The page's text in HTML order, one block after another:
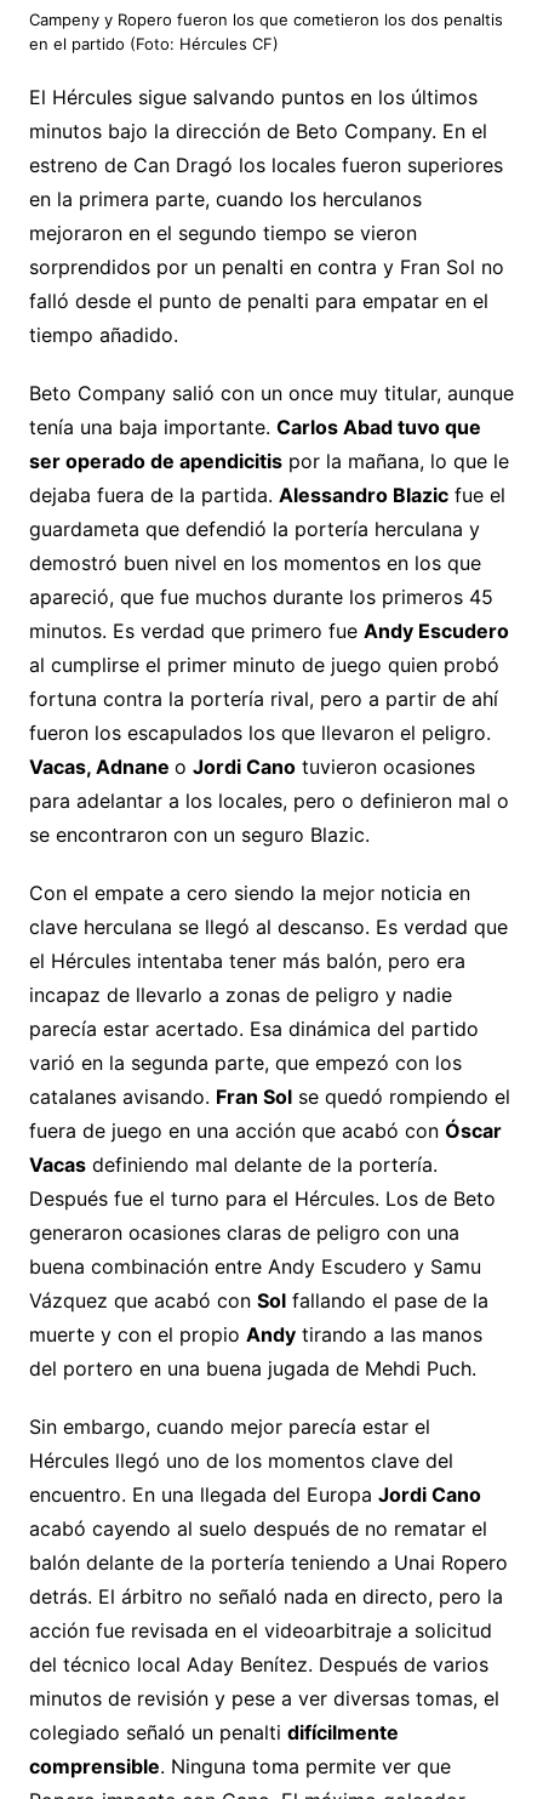
Campeny y Ropero fueron los que cometieron los dos penaltis
en el partido (Foto: Hércules CF)
El Hércules sigue salvando puntos en los últimos
minutos bajo la dirección de Beto Company. En el
estreno de Can Dragó los locales fueron superiores
en la primera parte, cuando los herculanos
mejoraron en el segundo tiempo se vieron
sorprendidos por un penalti en contra y Fran Sol no
falló desde el punto de penalti para empatar en el
tiempo añadido.
Beto Company salió con un once muy titular, aunque
tenía una baja importante. Carlos Abad tuvo que
ser operado de apendicitispor la mañana, lo que le
dejaba fuera de la partida. Alessandro Blazicfue el
guardameta que defendió la portería herculana y
demostró buen nivel en los momentos en los que
apareció, que fue muchos durante los primeros 45
minutos. Es verdad que primero fue Andy Escudero
al cumplirse el primer minuto de juego quien probó
fortuna contra la portería rival, pero a partir de ahí
fueron los escapulados los que llevaron el peligro.
Vacas, Adnane o Jordi Canotuvieron ocasiones
para adelantar a los locales, pero o definieron mal o
se encontraron con un seguro Blazic.
Con el empate a cero siendo la mejor noticia en
clave herculana se llegó al descanso. Es verdad que
el Hércules intentaba tener más balón, pero era
incapaz de llevarlo a zonas de peligro y nadie
parecía estar acertado. Esa dinámica del partido
varió en la segunda parte, que empezó con los
catalanes avisando. Fran Solse quedó rompiendo el
fuera de juego en una acción que acabó con Óscar
Vacasdefiniendo mal delante de la portería.
Después fue el turno para el Hércules. Los de Beto
generaron ocasiones claras de peligro con una
buena combinación entre Andy Escudero y Samu
Vázquez que acabó con Solfallando el pase de la
muerte y con el propio Andytirando a las manos
del portero en una buena jugada de Mehdi Puch.
Sin embargo, cuando mejor parecía estar el
Hércules llegó uno de los momentos clave del
encuentro. En una llegada del Europa Jordi Cano
acabó cayendo al suelo después de no rematar el
balón delante de la portería teniendo a Unai Ropero
detrás. El árbitro no señaló nada en directo, pero la
acción fue revisada en el videoarbitraje a solicitud
del técnico local Aday Benítez. Después de varios
minutos de revisión y pese a ver diversas tomas, el
colegiado señaló un penalti difícilmente
comprensible. Ninguna toma permite ver que